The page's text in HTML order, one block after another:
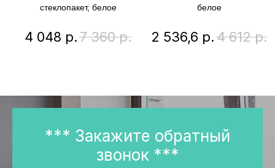
стеклопакет, белое
4 048 р.7 360 р.
белое
2 536,6 р.4 612 р.
*** Закажите обратный
звонок ***